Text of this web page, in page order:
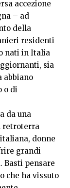
accezione
– ad
della
residenti
nati in Italia
sia
abbiano
o di
da una
retroterra
donne
grandi
Basti pensare
che ha vissuto